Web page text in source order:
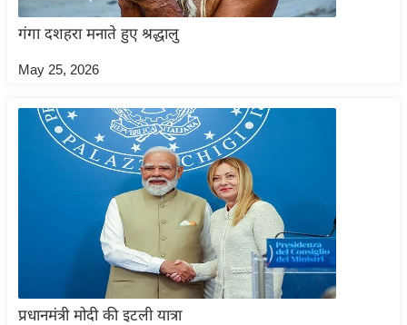
चा
य
प
स
प्र
गंगा दशहरा मनाते हुए श्रद्धालु
May 25, 2026
प्रधानमंत्री मोदी की इटली यात्रा